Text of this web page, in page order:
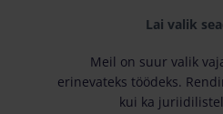
Lai valik
Meil on suur valik
erinevateks töödeks.
kui ka